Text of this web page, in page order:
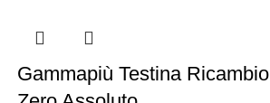
Gammapiù Testina Ricambio